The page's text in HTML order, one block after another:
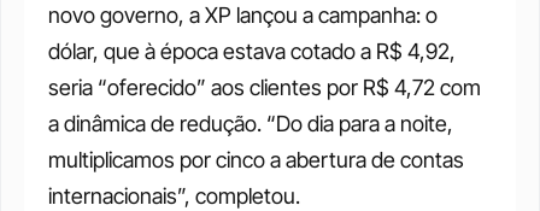
novo governo, a XP lançou a campanha: o
dólar, que à época estava cotado a R$ 4,92,
seria “oferecido” aos clientes por R$ 4,72 com
a dinâmica de redução. “Do dia para a noite,
multiplicamos por cinco a abertura de contas
internacionais”, completou.